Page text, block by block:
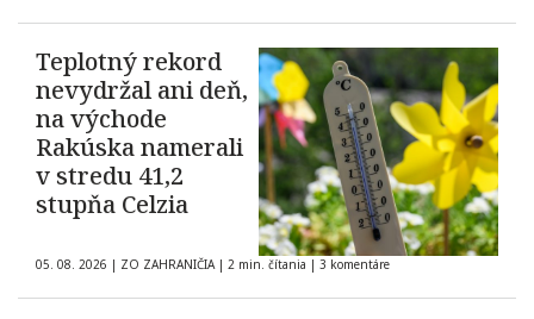
Teplotný rekord
nevydržal ani deň,
na východe
Rakúska namerali
v stredu 41,2
stupňa Celzia
05. 08. 2026 | ZO ZAHRANIČIA | 2 min. čítania | 3 komentáre